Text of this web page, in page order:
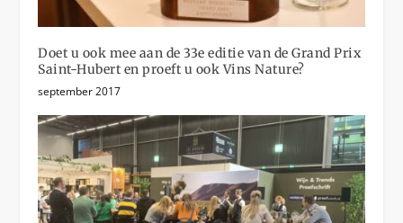
Doet u ook mee aan de 33e editie van de Grand Prix
Saint-Hubert en proeft u ook Vins Nature?
september 2017